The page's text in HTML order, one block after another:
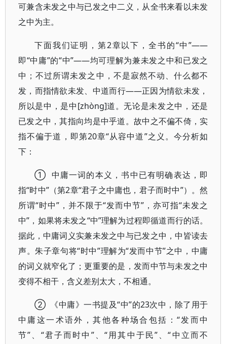
可兼含未发之中与已发之中二义，从全书来看以未发
之中为主。
下面我们证明，第2章以下，全书的“中”——
即“中庸”的“中”——均可理解为兼未发之中和已发之
中；不过所谓未发之中，不是寂然不动、什么都不
发，而指情欲未发、中道而行——正因为情欲未发，
所以是中，是中[zhòng]道。无论是未发之中，还是
已发之中，其指向均是中乎道。故中之不偏不倚，实
指不偏于道，即第20章“从容中道”之义。今分析如
下：
① 中庸一词的本义，书中已有明确表达，即
指“时中”（第2章“君子之中庸也，君子而时中”）。然
所谓“时中”，并不限于“发而中节”，亦可指“未发之
中”，如果将未发之“中”理解为过程即循道而行的话。
据此，中庸词义实兼未发之中与已发之中，中皆读去
声。朱子章句将“时中”理解为“发而中节”之中，中庸
的词义就窄化了；更重要的是，发而中节与未发之中
变得不相干，含义差别太大，不相通。
② 《中庸》一书提及“中”的23次中，除了用于
中庸这一术语外，其他各种场合包括：“发而中
节”、“君子而时中”、“用其中于民”、“中立而不